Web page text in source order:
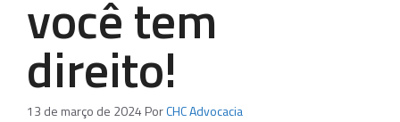
você tem
direito!
13 de março de 2024 PorCHC Advocacia